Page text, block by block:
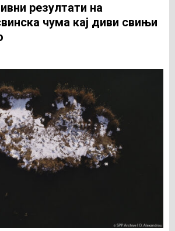
резултати на
чума кај диви свињи